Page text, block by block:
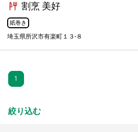
割烹 美好
紙巻き
埼玉県所沢市有楽町１３-８
1
絞り込む